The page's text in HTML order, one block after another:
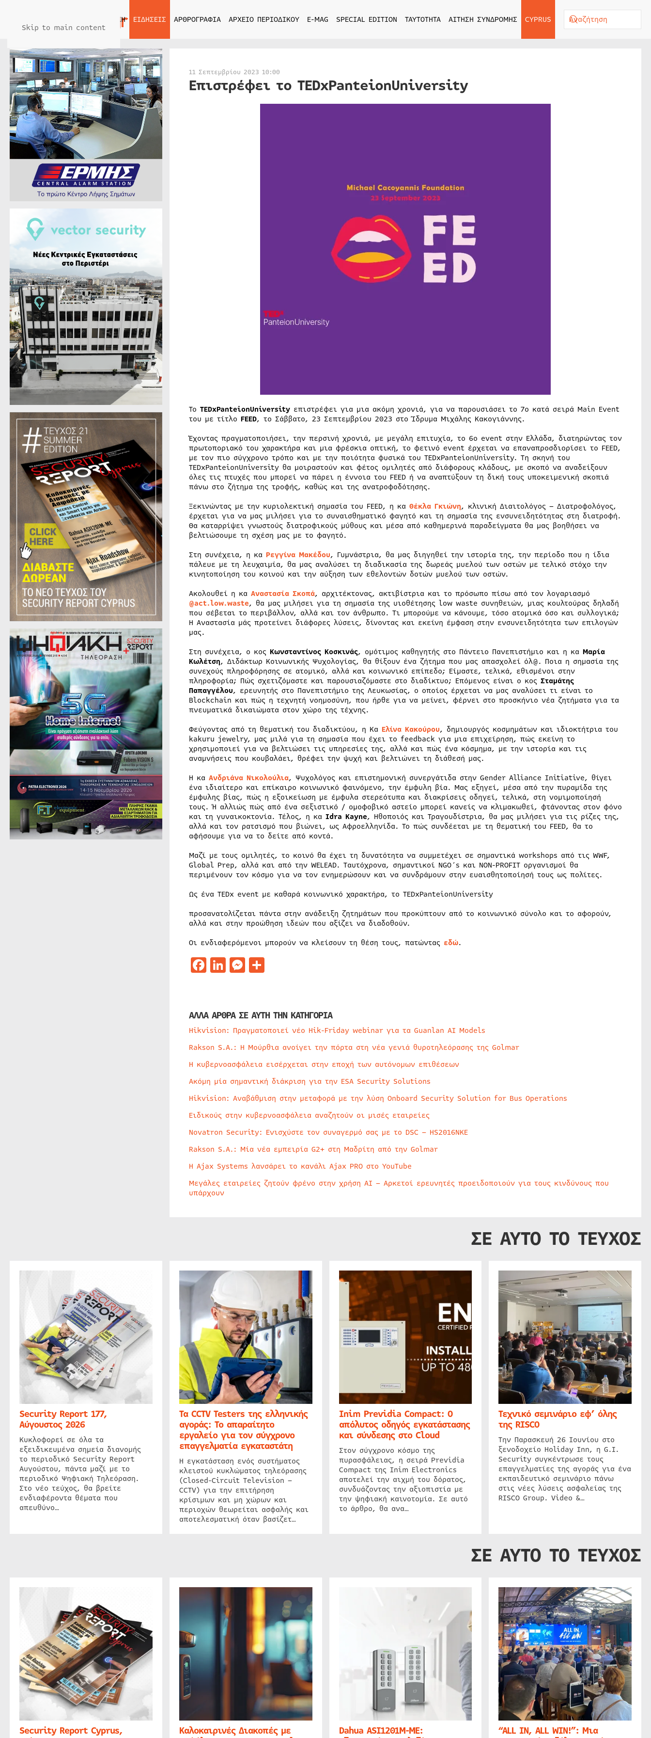
Skip to main content
ΑΡΧΙΚΗ ΕΙΔΗΣΕΙΣ ΑΡΘΡΟΓΡΑΦΙΑ ΑΡΧΕΙΟ ΠΕΡΙΟΔΙΚΟΥ E-MAG SPECIAL EDITION ΤΑΥΤΟΤΗΤΑ ΑΙΤΗΣΗ ΣΥΝΔΡΟΜΗΣ CYPRUS
11 Σεπτεμβρίου 2023 10:00
Επιστρέφει το TEDxPanteionUniversity
Το TEDxPanteionUniversityεπιστρέφει για μια ακόμη χρονιά, για να παρουσιάσει το 7o κατά σειρά Main Event
του με τίτλο FEED, το Σάββατο, 23 Σεπτεμβρίου 2023 στο Ίδρυμα Μιχάλης Κακογιάννης.
Έχοντας πραγματοποιήσει, την περσινή χρονιά, με μεγάλη επιτυχία, το 6ο event στην Ελλάδα, διατηρώντας τον
πρωτοποριακό του χαρακτήρα και μια φρέσκια οπτική, το φετινό event έρχεται να επαναπροσδιορίσει το FEED,
με τον πιο σύγχρονο τρόπο και με την ποιότητα φυσικά του TEDxPanteionUniversity. Τη σκηνή του
TEDxPanteionUniversity θα μοιραστούν και φέτος ομιλητές από διάφορους κλάδους, με σκοπό να αναδείξουν
όλες τις πτυχές που μπορεί να πάρει η έννοια του FEED ή να αναπτύξουν τη δική τους υποκειμενική σκοπιά
πάνω στο ζήτημα της τροφής, καθώς και της ανατροφοδότησης.
Ξεκινώντας με την κυριολεκτική σημασία του FEED, η κα Θέκλα Γκιώνη, κλινική Διαιτολόγος – Διατροφολόγος,
έρχεται για να μας μιλήσει για το συναισθηματικό φαγητό και τη σημασία της ενσυνειδητότητας στη διατροφή.
Θα καταρρίψει γνωστούς διατροφικούς μύθους και μέσα από καθημερινά παραδείγματα θα μας βοηθήσει να
βελτιώσουμε τη σχέση μας με το φαγητό.
Στη συνέχεια, η κα Ρεγγίνα Μακέδου, Γυμνάστρια, θα μας διηγηθεί την ιστορία της, την περίοδο που η ίδια
πάλευε με τη λευχαιμία, θα μας αναλύσει τη διαδικασία της δωρεάς μυελού των οστών με τελικό στόχο την
κινητοποίηση του κοινού και την αύξηση των εθελοντών δοτών μυελού των οστών.
Ακολουθεί η κα Αναστασία Σκοπά, αρχιτέκτονας, ακτιβίστρια και το πρόσωπο πίσω από τον λογαριασμό
@act.low.waste, θα μας μιλήσει για τη σημασία της υιοθέτησης low waste συνηθειών, μιας κουλτούρας δηλαδή
που σέβεται το περιβάλλον, αλλά και τον άνθρωπο. Τι μπορούμε να κάνουμε, τόσο ατομικά όσο και συλλογικά;
Η Αναστασία μάς προτείνει διάφορες λύσεις, δίνοντας και εκείνη έμφαση στην ενσυνειδητότητα των επιλογών
μας.
Στη συνέχεια, ο κος Κωνσταντίνος Κοσκινάς, ομότιμος καθηγητής στο Πάντειο Πανεπιστήμιο και η κα Μαρία
Κωλέτση, Διδάκτωρ Kοινωνικής Ψυχολογίας, θα θίξουν ένα ζήτημα που μας απασχολεί όλ@. Ποια η σημασία της
συνεχούς πληροφόρησης σε ατομικό, αλλά και κοινωνικό επίπεδο; Είμαστε, τελικά, εθισμένοι στην
πληροφορία; Πώς σχετιζόμαστε και παρουσιαζόμαστε στο διαδίκτυο; Επόμενος είναι ο κος Σταμάτης
Παπαγγέλου, ερευνητής στο Πανεπιστήμιο της Λευκωσίας, ο οποίος έρχεται να μας αναλύσει τι είναι το
Blockchain και πώς η τεχνητή νοημοσύνη, που ήρθε για να μείνει, φέρνει στο προσκήνιο νέα ζητήματα για τα
πνευματικά δικαιώματα στον χώρο της τέχνης.
Φεύγοντας από τη θεματική του διαδικτύου, η Κα Ελίνα Κακούρου, δημιουργός κοσμημάτων και ιδιοκτήτρια του
kakuru jewelry, μας μιλά για τη σημασία που έχει το feedback για μια επιχείρηση, πώς εκείνη το
χρησιμοποιεί για να βελτιώσει τις υπηρεσίες της, αλλά και πώς ένα κόσμημα, με την ιστορία και τις
αναμνήσεις που κουβαλάει, θρέφει την ψυχή και βελτιώνει τη διάθεσή μας.
Η κα Ανδριάνα Νικολούλια, Ψυχολόγος και επιστημονική συνεργάτιδα στην Gender Alliance Initiative, θίγει
ένα ιδιαίτερο και επίκαιρο κοινωνικό φαινόμενο, την έμφυλη βία. Μας εξηγεί, μέσα από την πυραμίδα της
έμφυλης βίας, πώς η εξοικείωση με έμφυλα στερεότυπα και διακρίσεις οδηγεί, τελικά, στη νομιμοποίησή
τους. Ή αλλιώς πώς από ένα σεξιστικό / ομοφοβικό αστείο μπορεί κανείς να κλιμακωθεί, φτάνοντας στον φόνο
και τη γυναικοκτονία. Τέλος, η κα Idra Kayne, Hθοποιός και Τραγουδίστρια, θα μας μιλήσει για τις ρίζες της,
αλλά και τον ρατσισμό που βιώνει, ως Αφροελληνίδα. Το πώς συνδέεται με τη θεματική του FEED, θα το
αφήσουμε για να το δείτε από κοντά.
Μαζί με τους ομιλητές, το κοινό θα έχει τη δυνατότητα να συμμετέχει σε σημαντικά workshops από τις WWF,
Global Prep, αλλά και από την WELEAD. Ταυτόχρονα, σημαντικοί NGO´s και NON-PROFIT οργανισμοί θα
περιμένουν τον κόσμο για να τον ενημερώσουν και να συνδράμουν στην ευαισθητοποίησή τους ως πολίτες.
Ως ένα TEDx event με καθαρά κοινωνικό χαρακτήρα, το TEDxPanteionUniversity
προσανατολίζεται πάντα στην ανάδειξη ζητημάτων που προκύπτουν από το κοινωνικό σύνολο και το αφορούν,
αλλά και στην προώθηση ιδεών που αξίζει να διαδοθούν.
Οι ενδιαφερόμενοι μπορούν να κλείσουν τη θέση τους, πατώντας εδώ.
Facebook
LinkedIn
Messenger
Μοιραστείτε
ΑΛΛΑ ΑΡΘΡΑ ΣΕ ΑΥΤΗ ΤΗΝ ΚΑΤΗΓΟΡΙΑ
Hikvision: Πραγματοποιεί νέο Hik-Friday webinar για τα Guanlan AI Models
Rakson S.A.: Η Μούρθια ανοίγει την πόρτα στη νέα γενιά θυροτηλεόρασης της Golmar
Η κυβερνοασφάλεια εισέρχεται στην εποχή των αυτόνομων επιθέσεων
Ακόμη μία σημαντική διάκριση για την ESA Security Solutions
Hikvision: Αναβάθμιση στην μεταφορά με την λύση Onboard Security Solution for Bus Operations
Ειδικούς στην κυβερνοασφάλεια αναζητούν οι μισές εταιρείες
Novatron Security: Ενισχύστε τον συναγερμό σας με το DSC – HS2016NKE
Rakson S.A.: Μία νέα εμπειρία G2+ στη Μαδρίτη από την Golmar
Η Ajax Systems λανσάρει το κανάλι Ajax PRO στο YouTube
Μεγάλες εταιρείες ζητούν φρένο στην χρήση AI – Αρκετοί ερευνητές προειδοποιούν για τους κινδύνους που
υπάρχουν
ΣΕ ΑΥΤΟ ΤΟ ΤΕΥΧΟΣ
Security Report 177,
Αύγουστος 2026
Κυκλοφορεί σε όλα τα
εξειδικευμένα σημεία διανομής
το περιοδικό Security Report
Αυγούστου, πάντα μαζί με το
περιοδικό Ψηφιακή Τηλεόραση.
Στο νέο τεύχος, θα βρείτε
ενδιαφέροντα θέματα που
απευθύνο…
Τα CCTV Testers της ελληνικής
αγοράς: Το απαραίτητο
εργαλείο για τον σύγχρονο
επαγγελματία εγκαταστάτη
Η εγκατάσταση ενός συστήματος
κλειστού κυκλώματος τηλεόρασης
(Closed-Circuit Television –
CCTV) για την επιτήρηση
κρίσιμων και μη χώρων και
περιοχών θεωρείται ασφαλής και
αποτελεσματική όταν βασίζετ…
Inim Previdia Compact: Ο
απόλυτος οδηγός εγκατάστασης
και σύνδεσης στο Cloud
Στον σύγχρονο κόσμο της
πυρασφάλειας, η σειρά Previdia
Compact της Inim Electronics
αποτελεί την αιχμή του δόρατος,
συνδυάζοντας την αξιοπιστία με
την ψηφιακή καινοτομία. Σε αυτό
το άρθρο, θα ανα…
Τεχνικό σεμινάριο εφ’ όλης
της RISCO
Την Παρασκευή 26 Ιουνίου στο
ξενοδοχείο Holiday Inn, η G.I.
Security συγκέντρωσε τους
επαγγελματίες της αγοράς για ένα
εκπαιδευτικό σεμινάριο πάνω
στις νέες λύσεις ασφαλείας της
RISCO Group. Video &…
ΣΕ ΑΥΤΟ ΤΟ ΤΕΥΧΟΣ
Security Report Cyprus, Καλοκαιρινές Διακοπές με Dahua ASI1201M-ME: “ALL IN, ALL WIN!”: Μια